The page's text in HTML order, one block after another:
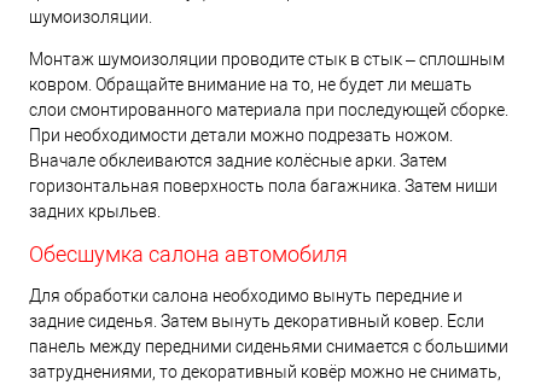
шумоизоляции.
Монтаж шумоизоляции проводите стык в стык – сплошным
ковром. Обращайте внимание на то, не будет ли мешать
слои смонтированного материала при последующей сборке.
При необходимости детали можно подрезать ножом.
Вначале обклеиваются задние колёсные арки. Затем
горизонтальная поверхность пола багажника. Затем ниши
задних крыльев.
Обесшумка салона автомобиля
Для обработки салона необходимо вынуть передние и
задние сиденья. Затем вынуть декоративный ковер. Если
панель между передними сиденьями снимается с большими
затруднениями, то декоративный ковёр можно не снимать,